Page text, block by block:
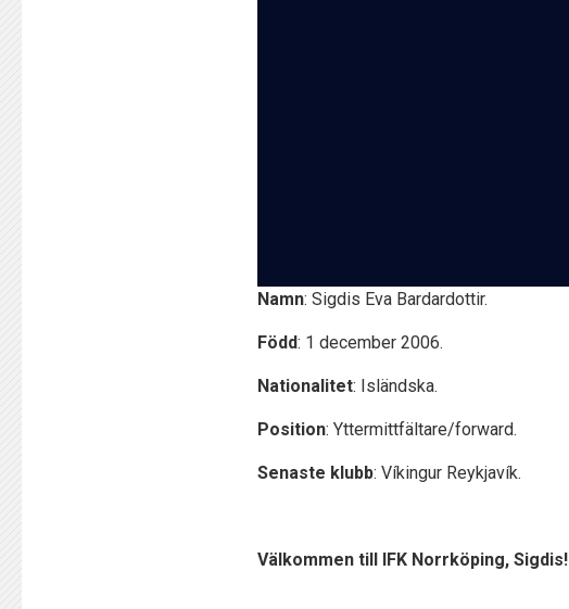
Namn: Sigdis Eva Bardardottir.
Född: 1 december 2006.
Nationalitet: Isländska.
Position: Yttermittfältare/forward.
Senaste klubb: Víkingur Reykjavík.
Välkommen till IFK Norrköping, Sigdis!